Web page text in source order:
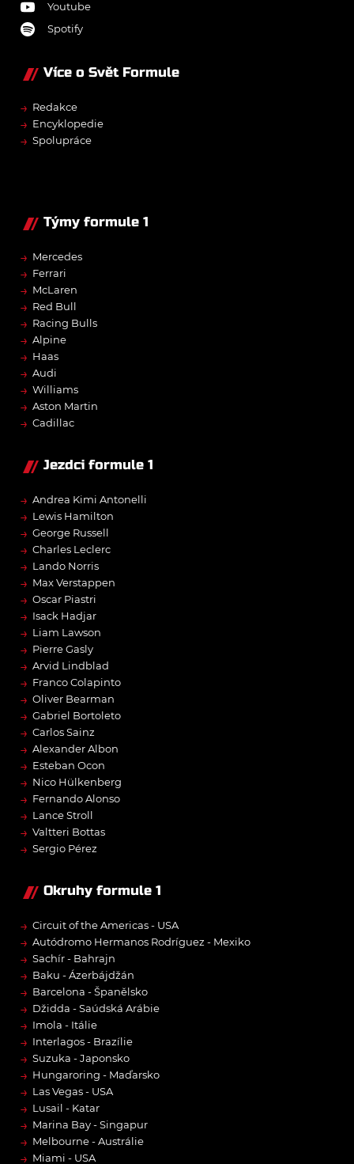
Youtube
Spotify
Více o Svět Formule
→ Redakce
→ Encyklopedie
→ Spolupráce
Týmy formule 1
→ Mercedes
→ Ferrari
→ McLaren
→ Red Bull
→ Racing Bulls
→ Alpine
→ Haas
→ Audi
→ Williams
→ Aston Martin
→ Cadillac
Jezdci formule 1
→ Andrea Kimi Antonelli
→ Lewis Hamilton
→ George Russell
→ Charles Leclerc
→ Lando Norris
→ Max Verstappen
→ Oscar Piastri
→ Isack Hadjar
→ Liam Lawson
→ Pierre Gasly
→ Arvid Lindblad
→ Franco Colapinto
→ Oliver Bearman
→ Gabriel Bortoleto
→ Carlos Sainz
→ Alexander Albon
→ Esteban Ocon
→ Nico Hülkenberg
→ Fernando Alonso
→ Lance Stroll
→ Valtteri Bottas
→ Sergio Pérez
Okruhy formule 1
→ Circuit of the Americas - USA
→ Autódromo Hermanos Rodríguez - Mexiko
→ Sachír - Bahrajn
→ Baku - Ázerbájdžán
→ Barcelona - Španělsko
→ Džidda - Saúdská Arábie
→ Imola - Itálie
→ Interlagos - Brazílie
→ Suzuka - Japonsko
→ Hungaroring - Maďarsko
→ Las Vegas - USA
→ Lusail - Katar
→ Marina Bay - Singapur
→ Melbourne - Austrálie
→ Miami - USA